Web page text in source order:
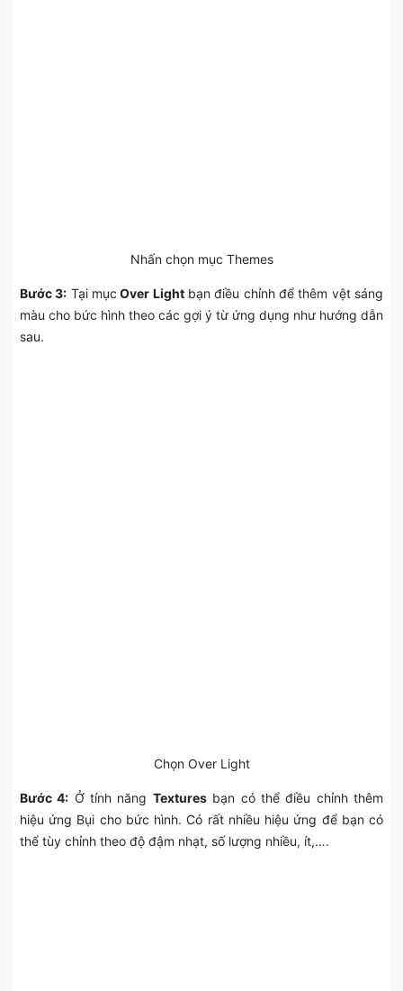
Nhấn chọn mục Themes
Bước 3: Tại mục Over Lightbạn điều chỉnh để thêm vệt sáng
màu cho bức hình theo các gợi ý từ ứng dụng như hướng dẫn
sau.
Chọn Over Light
Bước 4: Ở tính năng Texturesbạn có thể điều chỉnh thêm
hiệu ứng Bụi cho bức hình. Có rất nhiều hiệu ứng để bạn có
thể tùy chỉnh theo độ đậm nhạt, số lượng nhiều, ít,….